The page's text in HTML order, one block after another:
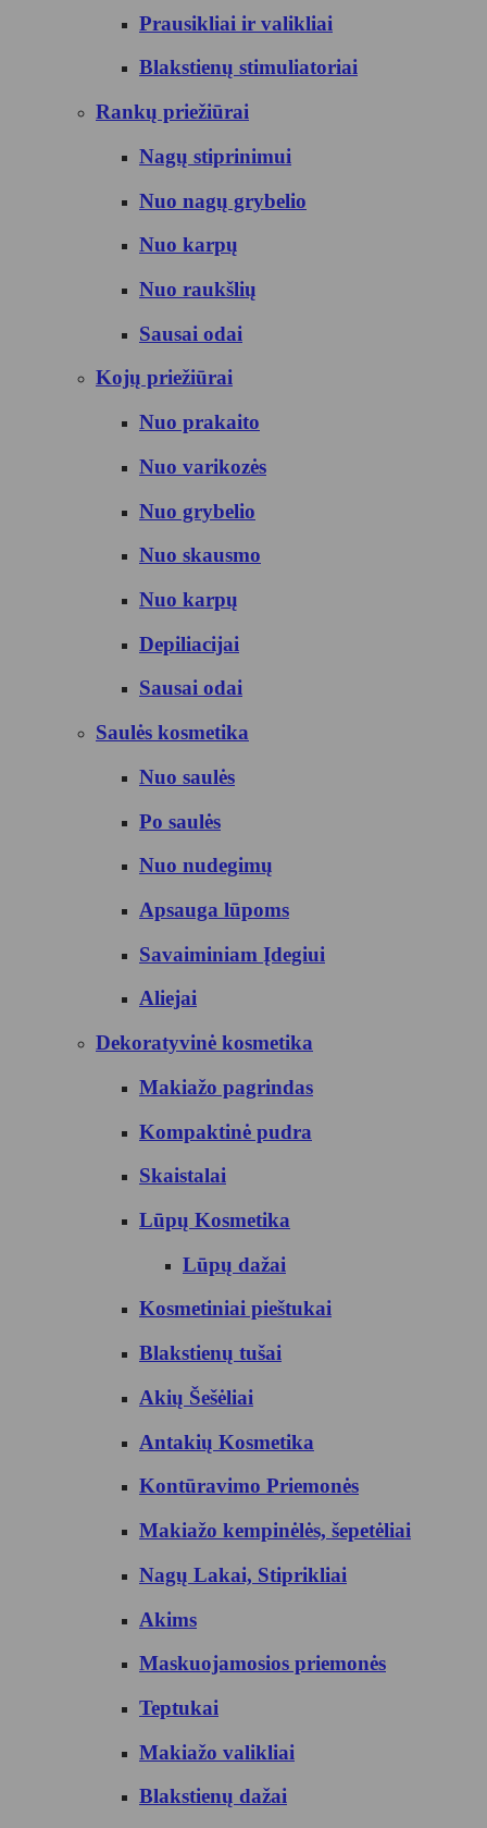
Prausikliai ir valikliai
Blakstienų stimuliatoriai
Rankų priežiūrai
Nagų stiprinimui
Nuo nagų grybelio
Nuo karpų
Nuo raukšlių
Sausai odai
Kojų priežiūrai
Nuo prakaito
Nuo varikozės
Nuo grybelio
Nuo skausmo
Nuo karpų
Depiliacijai
Sausai odai
Saulės kosmetika
Nuo saulės
Po saulės
Nuo nudegimų
Apsauga lūpoms
Savaiminiam Įdegiui
Aliejai
Dekoratyvinė kosmetika
Makiažo pagrindas
Kompaktinė pudra
Skaistalai
Lūpų Kosmetika
Lūpų dažai
Kosmetiniai pieštukai
Blakstienų tušai
Akių Šešėliai
Antakių Kosmetika
Kontūravimo Priemonės
Makiažo kempinėlės, šepetėliai
Nagų Lakai, Stiprikliai
Akims
Maskuojamosios priemonės
Teptukai
Makiažo valikliai
Blakstienų dažai